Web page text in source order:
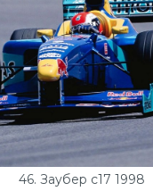
46. Заубер c17 1998